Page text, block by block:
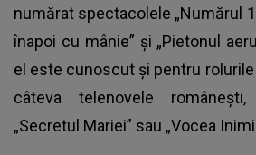
numărat spectacolele „Numărul 1
înapoi cu mânie” și „Pietonul
el este cunoscut și pentru rolurile
câteva telenovele
„Secretul Mariei” sau „Vocea